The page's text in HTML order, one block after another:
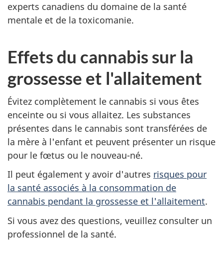
experts canadiens du domaine de la santé
mentale et de la toxicomanie.
Effets du cannabis sur la
grossesse et l'allaitement
Évitez complètement le cannabis si vous êtes
enceinte ou si vous allaitez. Les substances
présentes dans le cannabis sont transférées de
la mère à l'enfant et peuvent présenter un risque
pour le fœtus ou le nouveau-né.
Il peut également y avoir d'autres risques pour
la santé associés à la consommation de
cannabis pendant la grossesse et l'allaitement.
Si vous avez des questions, veuillez consulter un
professionnel de la santé.